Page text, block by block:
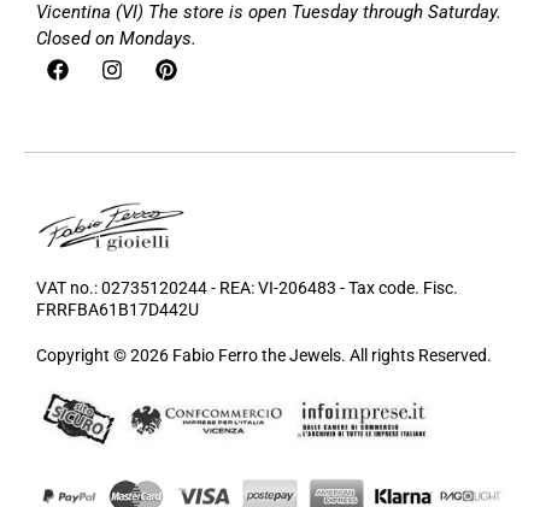
Vicentina (VI) The store is open Tuesday through Saturday.
Closed on Mondays.
VAT no.: 02735120244 - REA: VI-206483 - Tax code. Fisc.
FRRFBA61B17D442U
Copyright © 2026 Fabio Ferro the Jewels. All rights Reserved.